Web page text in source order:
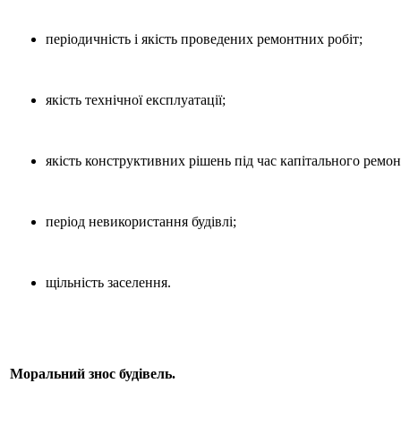
періодичність і якість проведених ремонтних робіт;
якість технічної експлуатації;
якість конструктивних рішень під час капітального
період невикористання будівлі;
щільність заселення.
Моральний знос будівель.